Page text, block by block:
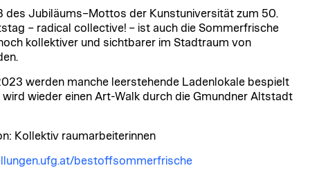
des Jubiläums–Mottos der Kunstuniversität zum 50.
– radical collective! – ist auch die Sommerfrische
kollektiver und sichtbarer im Stadtraum von
werden manche leerstehende Ladenlokale bespielt
wird wieder einen Art-Walk durch die Gmundner Altstadt
Kollektiv raumarbeiterinnen
bestoffsommerfrische